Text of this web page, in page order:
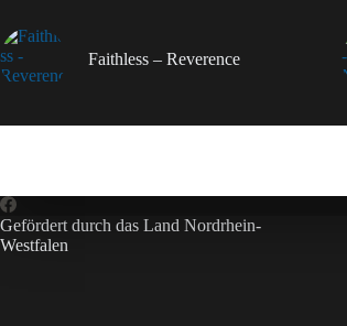
Faithless – Reverence
Gefördert durch das Land Nordrhein-
Westfalen